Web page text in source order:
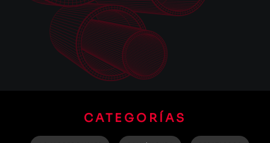
CATEGORÍAS